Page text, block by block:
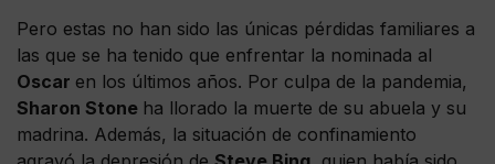
Pero estas no han sido las únicas pérdidas familiares a
las que se ha tenido que enfrentar la nominada al
Oscar en los últimos años. Por culpa de la pandemia,
Sharon Stone ha llorado la muerte de su abuela y su
madrina. Además, la situación de confinamiento